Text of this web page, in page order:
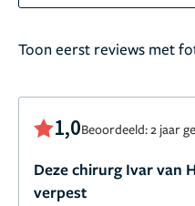
Toon eerst reviews met
1,0Beoordeeld: 2 jaar
Deze chirurg Ivar van
verpest